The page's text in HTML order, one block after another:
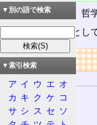
原理では善と悪、哲
物事の判断基準と
リンク
関連する用語
ポジティブ
ネガティブ
▼別の語で検索
▼索引検索
ア イ ウ エ オ
カ キ ク ケ コ
サ シ ス セ ソ